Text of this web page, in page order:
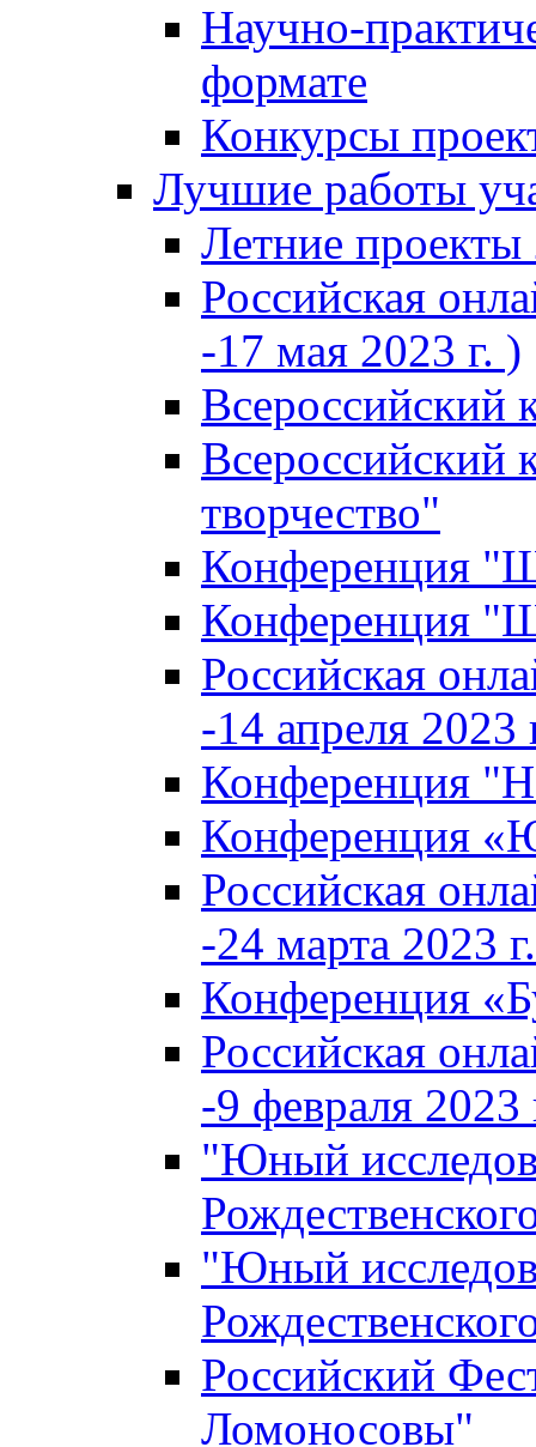
Научно-
формате
Конкурсы
Лучшие работы
Летние проекты
Российская
-17 мая 2023 г. )
Всероссийский
Всероссийский
творчество"
Конференция
Конференция
Российская
-14 апреля 2023
Конференция
Конференция
Российская
-24 марта 2023
Конференция
Российская
-9 февраля 2023
"Юный
"Юный
Российский
Ломоносовы"